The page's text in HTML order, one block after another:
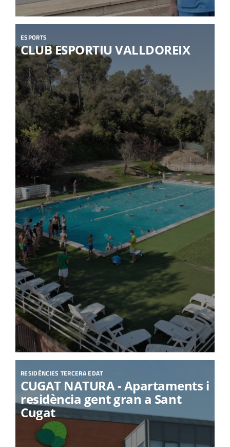
ESPORTS
CLUB ESPORTIU VALLDOREIX
RESIDÈNCIES TERCERA EDAT
CUGAT NATURA - Apartaments i
residència gent gran a Sant
Cugat